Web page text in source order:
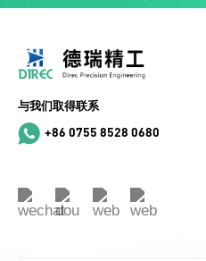
与我们取得联系
+86 0755 8528 0680